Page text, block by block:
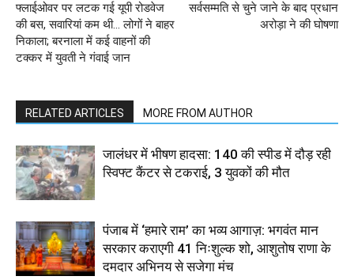
फ्लाईओवर पर लटक गई यूपी रोडवेज
की बस, सवारियां कम थी… लोगों ने बाहर
निकाला; बरनाला में कई वाहनों की
टक्कर में युवती ने गंवाई जान
सर्वसम्मति से चुने जाने के बाद प्रधान
अरोड़ा ने की घोषणा
RELATED ARTICLES MORE FROM AUTHOR
जालंधर में भीषण हादसा: 140 की स्पीड में दौड़ रही
स्विफ्ट कैंटर से टकराई, 3 युवकों की मौत
पंजाब में ‘हमारे राम’ का भव्य आगाज़: भगवंत मान
सरकार कराएगी 41 निःशुल्क शो, आशुतोष राणा के
दमदार अभिनय से सजेगा मंच